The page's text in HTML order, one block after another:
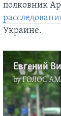
полковник
Украине.
byГОЛОС